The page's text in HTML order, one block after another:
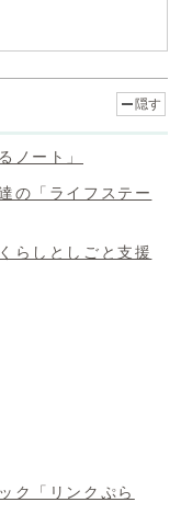
隠す
ノート」
の「ライフステー
らしとしごと支援
ク「リンクぷら